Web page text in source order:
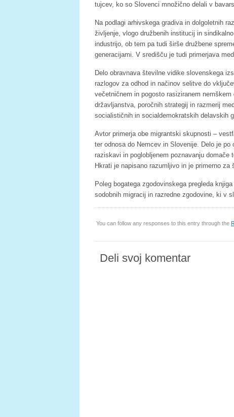
tujcev, ko so Slovenci množično delali v
Na podlagi arhivskega gradiva in dolgoletnih
življenje, vlogo družbenih institucij in
industrijo, ob tem pa tudi širše družbene
generacijami. V središču je tudi primerjava
Delo obravnava številne vidike slovenskega
razlogov za odhod in načinov selitve do
večetničnem in pogosto rasiziranem
državljanstva, poročnih strategij in razmerij
socialističnih in socialdemokratskih delavskih
Avtor primerja obe migrantski skupnosti –
ter odnosa do Nemcev in Slovenije. Delo je
raziskavi in poglobljenem poznavanju
Hkrati je napisano razumljivo in je primerno za
Poleg bogatega zgodovinskega pregleda
sodobnih migracij in razredne zgodovine, ki v
You can follow any responses to this entry through the
Deli svoj komentar